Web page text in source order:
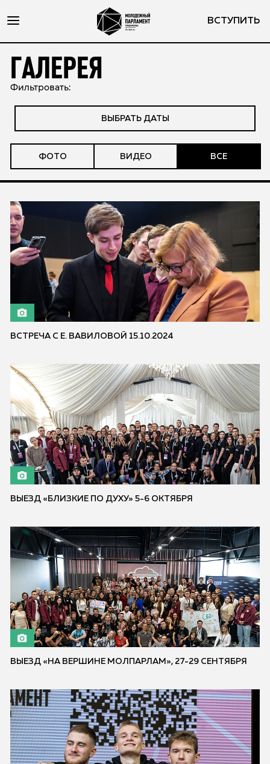
ВСТУПИТЬ
ГАЛЕРЕЯ
Фильтровать:
ВЫБРАТЬ ДАТЫ
ФОТО ВИДЕО ВСЕ
ВСТРЕЧА С Е. ВАВИЛОВОЙ 15.10.2024
ВЫЕЗД «БЛИЗКИЕ ПО ДУХУ» 5-6 ОКТЯБРЯ
ВЫЕЗД «НА ВЕРШИНЕ МОЛПАРЛАМ», 27-29 СЕНТЯБРЯ